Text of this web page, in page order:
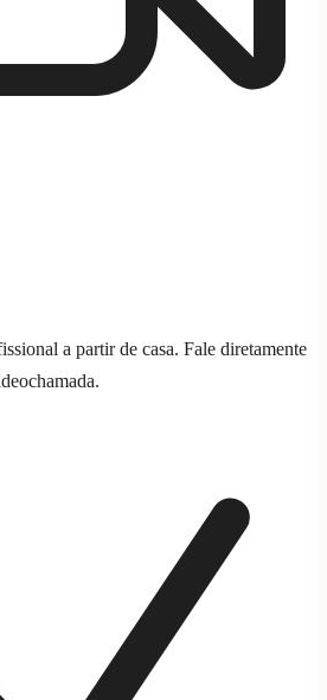
a partir de casa. Fale diretamente